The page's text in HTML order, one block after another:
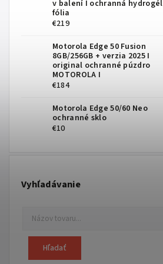
v balení I ochranná hydrogél
fólia
€219
Motorola Edge 50 Fusion
8GB/256GB + verzia 2025 I
original ochranné púzdro
MOTOROLA I
€184
Motorola Edge 50/60 Neo
ochranné sklo
€10
Vyhľadávanie
Hľadať